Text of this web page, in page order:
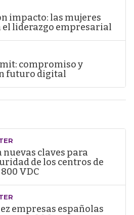
impacto: las mujeres
liderazgo empresarial
compromiso y
futuro digital
claves para
de los centros de
VDC
empresas españolas